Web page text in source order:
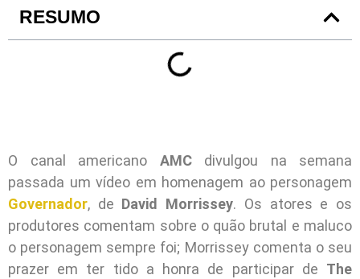
RESUMO
O canal americano AMCdivulgou na semana
passada um vídeo em homenagem ao personagem
Governador, de David Morrissey. Os atores e os
produtores comentam sobre o quão brutal e maluco
o personagem sempre foi; Morrissey comenta o seu
prazer em ter tido a honra de participar de The